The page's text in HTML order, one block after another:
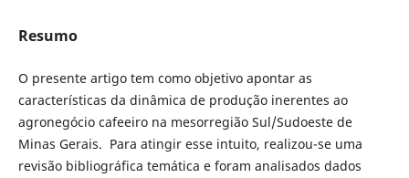
Resumo
O presente artigo tem como objetivo apontar as
características da dinâmica de produção inerentes ao
agronegócio cafeeiro na mesorregião Sul/Sudoeste de
Minas Gerais. Para atingir esse intuito, realizou-se uma
revisão bibliográfica temática e foram analisados dados